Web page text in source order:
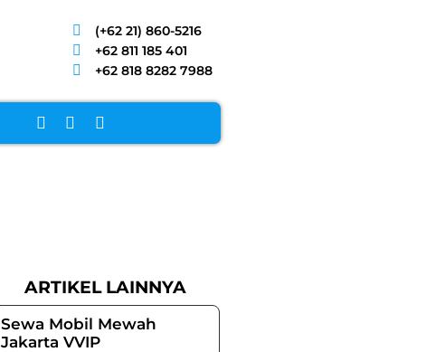
(+62 21) 860-5216
+62 811 185 401
+62 818 8282 7988
ARTIKEL LAINNYA
Sewa Mobil Mewah
Jakarta VVIP